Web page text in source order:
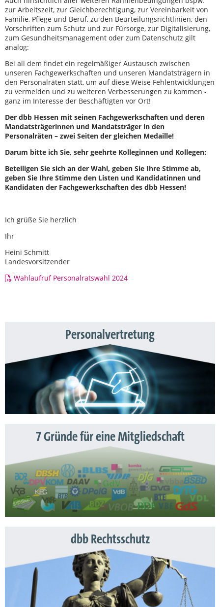
zur Arbeitszeit, zur Gleichberechtigung, zur Vereinbarkeit von
Familie, Pflege und Beruf, zu den Beurteilungsrichtlinien, den
Vorschriften zum Schutz und zur Fürsorge, zur Digitalisierung,
zum Gesundheitsmanagement oder zum Datenschutz gilt
analog:
Bei all dem findet ein regelmäßiger Austausch zwischen
unseren Fachgewerkschaften und unseren Mandatsträgern in
den Personalräten statt, um auf diese Weise Fehlentwicklungen
zu vermeiden und zu weiteren Verbesserungen zu kommen -
ganz im Interesse der Beschäftigten vor Ort!
Der dbb Hessen mit seinen Fachgewerkschaften und deren
Mandatsträgerinnen und Mandatsträger in den
Personalräten – zwei Seiten der gleichen Medaille!
Darum bitte ich Sie, sehr geehrte Kolleginnen und Kollegen:
Beteiligen Sie sich an der Wahl, geben Sie Ihre Stimme ab,
geben Sie Ihre Stimme den Listen und Kandidatinnen und
Kandidaten der Fachgewerkschaften des dbb Hessen!
Ich grüße Sie herzlich
Ihr
Heini Schmitt
Landesvorsitzender
Wahlaufruf Personalratswahl 2024
Personalvertretung
7 Gründe für eine Mitgliedschaft
dbb Rechtsschutz